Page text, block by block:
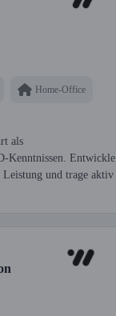
Home-Office
als
Kenntnissen. Entwickle
und trage aktiv